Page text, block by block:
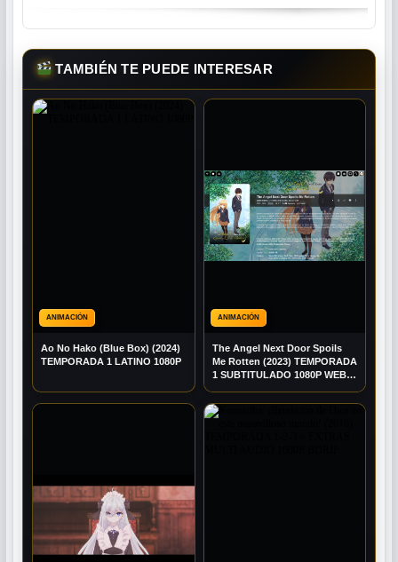
TAMBIÉN TE PUEDE INTERESAR
ANIMACIÓN
Ao No Hako (Blue Box) (2024)
TEMPORADA 1 LATINO 1080P
ANIMACIÓN
The Angel Next Door Spoils
Me Rotten (2023) TEMPORADA
1 SUBTITULADO 1080P WEB-